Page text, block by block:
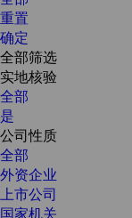
重置
确定
全部筛选
实地核验
全部
是
公司性质
全部
外资企业
上市公司
国家机关